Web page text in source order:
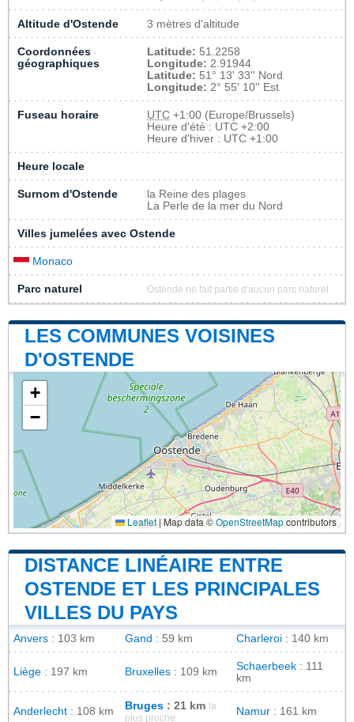
Altitude d'Ostende 3 mètres d'altitude
Coordonnées
géographiques
Latitude: 51.2258
Longitude: 2.91944
Latitude: 51° 13' 33'' Nord
Longitude: 2° 55' 10'' Est
Fuseau horaire UTC +1:00 (Europe/Brussels)
Heure d'été : UTC +2:00
Heure d'hiver : UTC +1:00
Heure locale
Surnom d'Ostende
la Reine des plages
La Perle de la mer du Nord
Villes jumelées avec Ostende
Monaco
Parc naturel Ostende ne fait partie d'aucun parc naturel
LES COMMUNES VOISINES
D'OSTENDE
+
−
Leaflet|Map data ©OpenStreetMapcontributors
DISTANCE LINÉAIRE ENTRE
OSTENDE ET LES PRINCIPALES
VILLES DU PAYS
Anvers : 103 km Gand : 59 km Charleroi : 140 km
Liège : 197 km Bruxelles : 109 km Schaerbeek : 111
km
Anderlecht : 108 km Bruges : 21 km
la
plus proche
Namur : 161 km